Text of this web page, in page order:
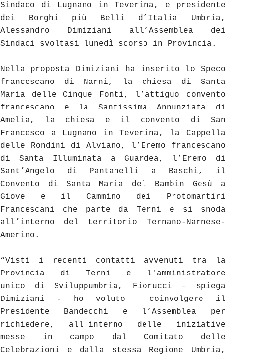
Sindaco di Lugnano in Teverina, e presidente
dei Borghi più Belli d’Italia Umbria,
Alessandro Dimiziani all’Assemblea dei
Sindaci svoltasi lunedì scorso in Provincia.
Nella proposta Dimiziani ha inserito lo Speco
francescano di Narni, la chiesa di Santa
Maria delle Cinque Fonti, l’attiguo convento
francescano e la Santissima Annunziata di
Amelia, la chiesa e il convento di San
Francesco a Lugnano in Teverina, la Cappella
delle Rondini di Alviano, l’Eremo francescano
di Santa Illuminata a Guardea, l’Eremo di
Sant’Angelo di Pantanelli a Baschi, il
Convento di Santa Maria del Bambin Gesù a
Giove e il Cammino dei Protomartiri
Francescani che parte da Terni e si snoda
all’interno del territorio Ternano-Narnese-
Amerino.
“Visti i recenti contatti avvenuti tra la
Provincia di Terni e l'amministratore
unico di Sviluppumbria, Fiorucci – spiega
Dimiziani - ho voluto coinvolgere il
Presidente Bandecchi e l’Assemblea per
richiedere, all'interno delle iniziative
messe in campo dal Comitato delle
Celebrazioni e dalla stessa Regione Umbria,